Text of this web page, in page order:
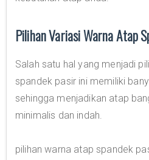
Pilihan Variasi Warna Atap
Salah satu hal yang menjadi
spandek pasir ini memiliki
sehingga menjadikan atap
minimalis dan indah.
pilihan warna atap spandek